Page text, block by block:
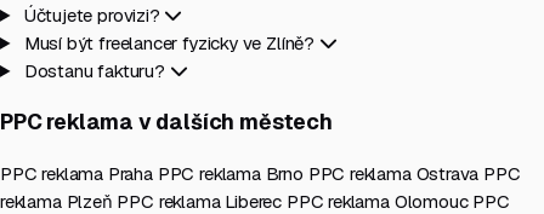
Účtujete provizi?
Musí být freelancer fyzicky ve Zlíně?
Dostanu fakturu?
PPC reklama v dalších městech
PPC reklama Praha PPC reklama Brno PPC reklama Ostrava PPC
reklama Plzeň PPC reklama Liberec PPC reklama Olomouc PPC